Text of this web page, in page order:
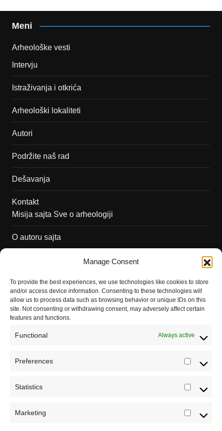
Manage Consent
To provide the best experiences, we use technologies like cookies to store
and/or access device information. Consenting to these technologies will
allow us to process data such as browsing behavior or unique IDs on this
site. Not consenting or withdrawing consent, may adversely affect certain
features and functions.
Functional Always active
Preferences
Statistics
Marketing
srede u 12h saznajte najnovije vesti iz sveta
Meni
Arheološke vesti
Intervju
Istraživanja i otkrića
Arheološki lokaliteti
Autori
Podržite naš rad
Dešavanja
Kontakt
Misija sajta Sve o arheologiji
O autoru sajta
Saradnja